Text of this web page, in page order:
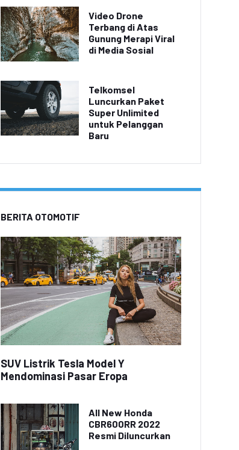
Video Drone
Terbang di Atas
Gunung Merapi Viral
di Media Sosial
Telkomsel
Luncurkan Paket
Super Unlimited
untuk Pelanggan
Baru
BERITA OTOMOTIF
SUV Listrik Tesla Model Y
Mendominasi Pasar Eropa
All New Honda
CBR600RR 2022
Resmi Diluncurkan